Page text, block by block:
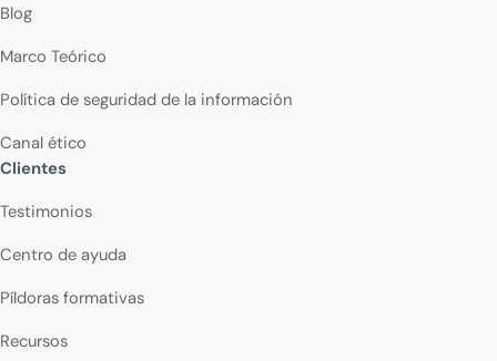
Blog
Marco Teórico
Política de seguridad de la información
Canal ético
Clientes
Testimonios
Centro de ayuda
Píldoras formativas
Recursos